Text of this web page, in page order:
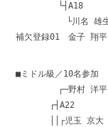
└┤A18
└川名 雄生（神奈
補欠登録01 金子 翔平
■ミドル級／10名参加
┌─野村 洋平（大阪
┌┤A22
││┌児玉 京大（大